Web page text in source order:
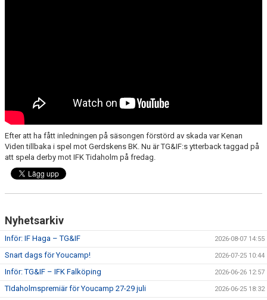
Efter att ha fått inledningen på säsongen förstörd av skada var Kenan
Viden tillbaka i spel mot Gerdskens BK. Nu är TG&IF:s ytterback taggad på
att spela derby mot IFK Tidaholm på fredag.
Nyhetsarkiv
Inför: IF Haga – TG&IF 2026-08-07 14:55
Snart dags för Youcamp! 2026-07-25 10:44
Inför: TG&IF – IFK Falköping 2026-06-26 12:57
TIdaholmspremiär för Youcamp 27-29 juli 2026-06-25 18:32